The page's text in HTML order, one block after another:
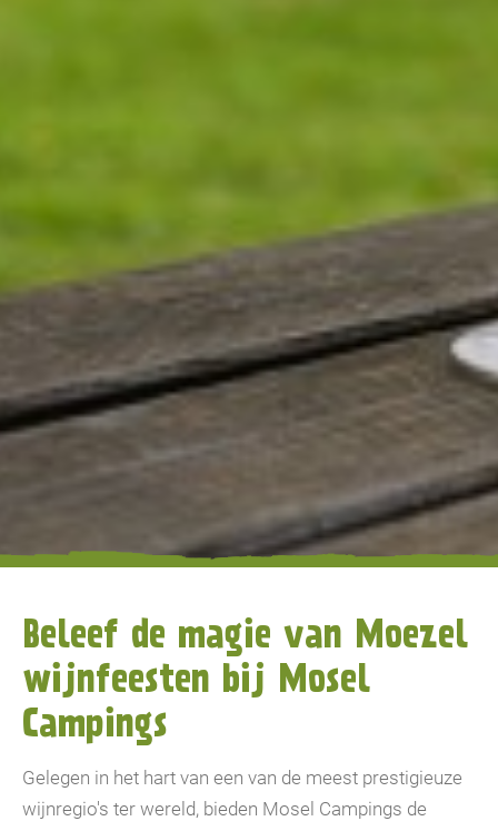
Beleef de magie van Moezel
wijnfeesten bij Mosel
Campings
Gelegen in het hart van een van de meest prestigieuze
wijnregio's ter wereld, bieden Mosel Campings de